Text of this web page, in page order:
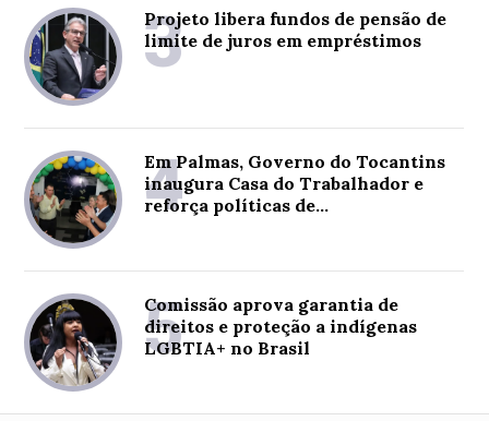
3
Projeto libera fundos de pensão de
limite de juros em empréstimos
4
Em Palmas, Governo do Tocantins
inaugura Casa do Trabalhador e
reforça políticas de
5
Comissão aprova garantia de
direitos e proteção a indígenas
LGBTIA+ no Brasil